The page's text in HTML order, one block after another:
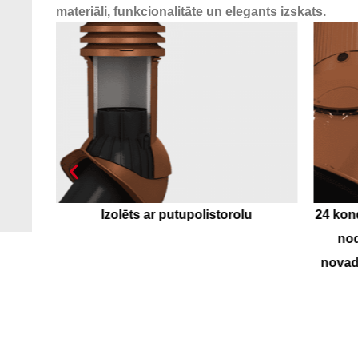
materiāli, funkcionalitāte un elegants izskats.
24 kondensāta novadīšanas kanāli, kas